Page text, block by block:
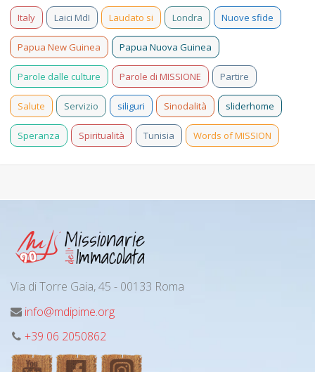
Italy Laici MdI Laudato si Londra Nuove sfide
Papua New Guinea Papua Nuova Guinea
Parole dalle culture Parole di MISSIONE Partire
Salute Servizio siliguri Sinodalità sliderhome
Speranza Spiritualità Tunisia Words of MISSION
Via di Torre Gaia, 45 - 00133 Roma
info@mdipime.org
+39 06 2050862